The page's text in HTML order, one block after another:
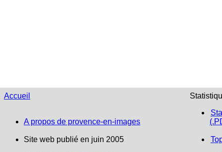
Accueil
A propos de provence-en-images
Site web publié en juin 2005